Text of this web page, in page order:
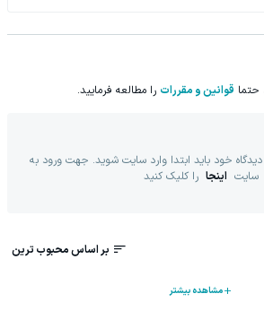
حتما قوانین و مقررات را مطالعه فرمایید.
خود باید ابتدا وارد سایت شوید. جهت ورود به
سایت اینجا را کلیک کنید
بر اساس محبوب ترین
مشاهده بیشتر